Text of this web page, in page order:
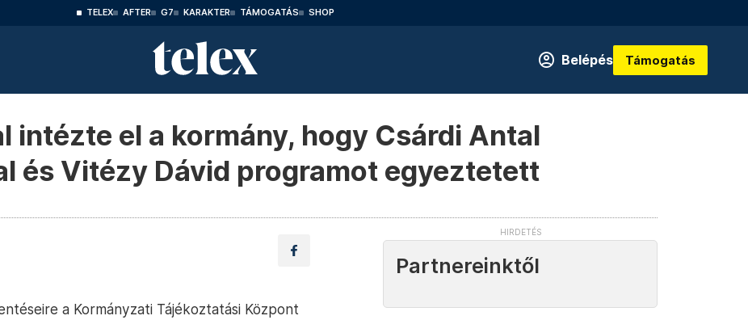
TELEX AFTER G7 KARAKTER TÁMOGATÁS SHOP
Belépés Támogatás
intézte el a kormány, hogy Csárdi Antal
és Vitézy Dávid programot egyeztetett
a Kormányzati Tájékoztatási Központ
Partnereinktől